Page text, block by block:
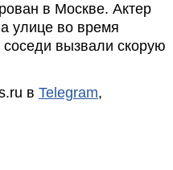
в Москве. Актер
улице во время
вызвали скорую
в Telegram,